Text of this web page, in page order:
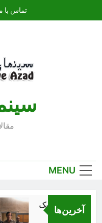
تماس با
MENU
آخرین‌ها